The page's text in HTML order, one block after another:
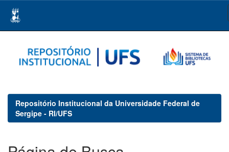
navigation
Repositório Institucional da Universidade Federal de
Sergipe - RI/UFS